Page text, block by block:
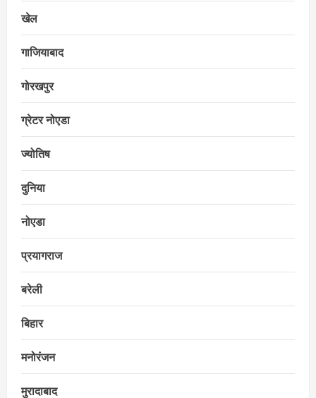
खेल
गाजियाबाद
गोरखपुर
ग्रेटर नोएडा
ज्योतिष
दुनिया
नोएडा
प्रयागराज
बरेली
बिहार
मनोरंजन
मुरादाबाद